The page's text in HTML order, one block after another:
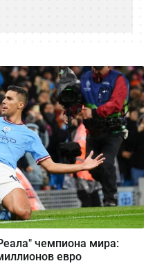
чемпиона мира:
евро